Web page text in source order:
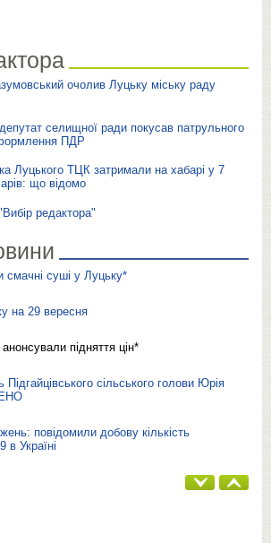
очолив Луцьку міську раду
селищної ради покусав патрульного
ПДР
Луцького ТЦК затримали на хабарі у 7
що відомо
редактора"
смачні суші у Луцьку*
на 29 вересня
підняття цін*
сільського голови Юрія
повідомили добову кількість
в Україні